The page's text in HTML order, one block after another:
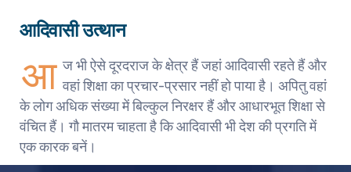
आदिवासी उत्थान
आ ज भी ऐसे दूरदराज के क्षेत्र हैं जहां आदिवासी रहते हैं और
वहां शिक्षा का प्रचार-प्रसार नहीं हो पाया है। अपितु वहां
के लोग अधिक संख्या में बिल्कुल निरक्षर हैं और आधारभूत शिक्षा से
वंचित हैं। गौ मातरम चाहता है कि आदिवासी भी देश की प्रगति में
एक कारक बनें।